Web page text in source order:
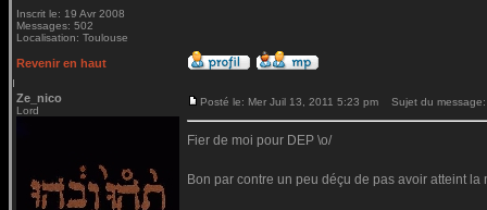
Inscrit le: 19 Avr 2008
Messages: 502
Localisation: Toulouse
Revenir en haut
Ze_nico
Lord
Posté le: Mer Juil 13, 2011 5:23 pm Sujet du message:
Fier de moi pour DEP \o/
Bon par contre un peu déçu de pas avoir atteint